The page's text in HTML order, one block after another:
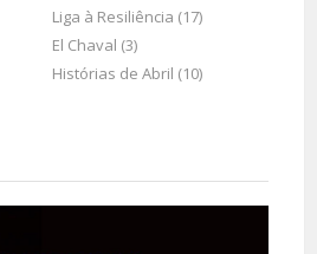
Liga à Resiliência (17)
El Chaval (3)
Histórias de Abril (10)